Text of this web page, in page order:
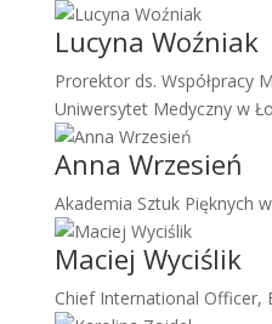
Lucyna Woźniak
Prorektor ds. Współpracy
Uniwersytet Medyczny w
Anna Wrzesień
Akademia Sztuk Pięknych
Maciej Wyciślik
Chief International Officer,